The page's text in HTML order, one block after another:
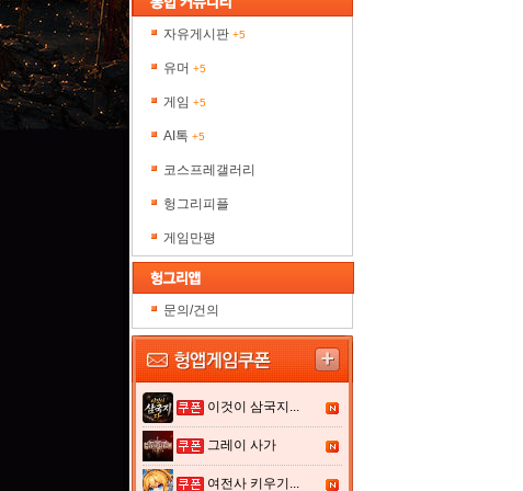
자유게시판 +5
유머 +5
게임 +5
AI톡 +5
코스프레갤러리
헝그리피플
게임만평
문의/건의
이것이 삼국지...
그레이 사가
여전사 키우기...